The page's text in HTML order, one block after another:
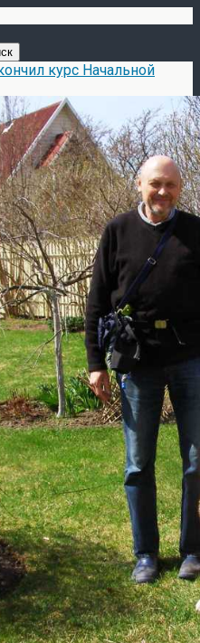
курс Начальной